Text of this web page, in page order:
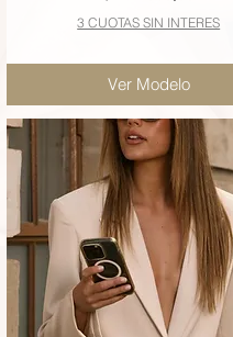
3 CUOTAS SIN INTERES
Ver Modelo